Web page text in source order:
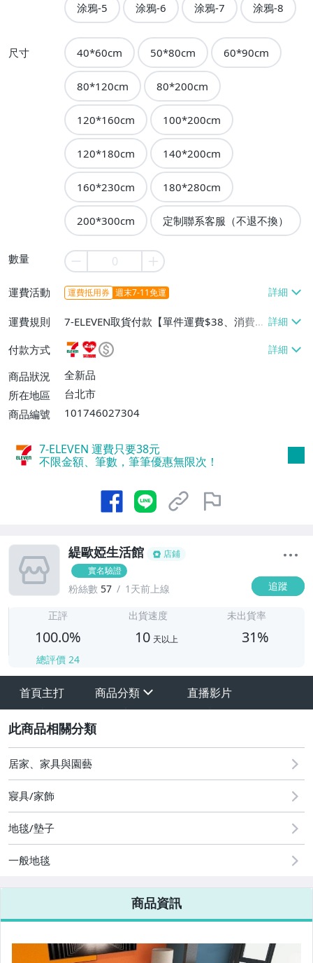
涂鴉-5 涂鴉-6 涂鴉-7 涂鴉-8
尺寸 40*60cm 50*80cm 60*90cm
80*120cm 80*200cm
120*160cm 100*200cm
120*180cm 140*200cm
160*230cm 180*280cm
200*300cm 定制聯系客服（不退不換）
數量
運費活動 運費抵用券 週末7-11免運
運費規則
7-ELEVEN取貨付款【單件運費$38、消費滿
$990免運費】、萊爾富取貨付款【單件運
費$60、消費滿$990免運費】
付款方式
商品狀況
全新品
所在地區
台北市
商品編號
101746027304
7-ELEVEN 運費只要38元
不限金額、筆數，筆筆優惠無限次！
緹歐婭生活館
店鋪
實名驗證
粉絲數 57 1天前上線 追蹤
正評
100.0%
總評價 24
出貨速度
10 天以上
未出貨率
31%
首頁主打 商品分類
其它
直播影片
居家、家具與園藝
寢具/家飾
地毯/墊子
一般地毯
商品資訊